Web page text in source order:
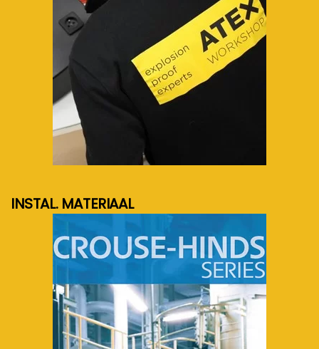
meer info...
INSTAL. MATERIAAL